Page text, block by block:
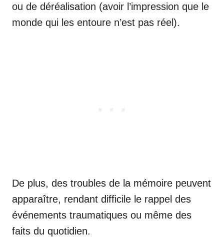
ou de déréalisation (avoir l’impression que le
monde qui les entoure n’est pas réel).
De plus, des troubles de la mémoire peuvent
apparaître, rendant difficile le rappel des
événements traumatiques ou même des
faits du quotidien.